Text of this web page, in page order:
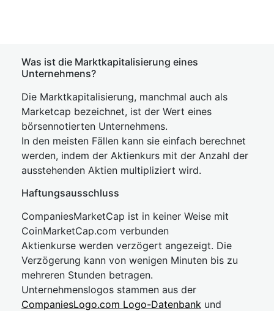
Was ist die Marktkapitalisierung eines
Unternehmens?
Die Marktkapitalisierung, manchmal auch als
Marketcap bezeichnet, ist der Wert eines
börsennotierten Unternehmens.
In den meisten Fällen kann sie einfach berechnet
werden, indem der Aktienkurs mit der Anzahl der
ausstehenden Aktien multipliziert wird.
Haftungsausschluss
CompaniesMarketCap ist in keiner Weise mit
CoinMarketCap.com verbunden
Aktienkurse werden verzögert angezeigt. Die
Verzögerung kann von wenigen Minuten bis zu
mehreren Stunden betragen.
Unternehmenslogos stammen aus der
CompaniesLogo.com Logo-Datenbank und